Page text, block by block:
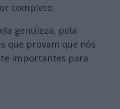
completo.
gentileza, pela
que provam que nós
importantes para